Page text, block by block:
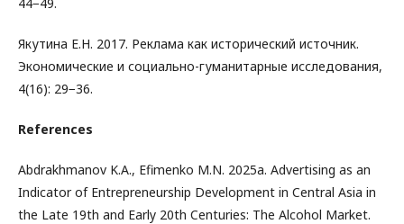
Якутина Е.Н. 2017. Реклама как исторический источник.
Экономические и социально-гуманитарные исследования,
4(16): 29−36.
References
Abdrakhmanov K.A., Efimenko M.N. 2025a. Advertising as an
Indicator of Entrepreneurship Development in Central Asia in
the Late 19th and Early 20th Centuries: The Alcohol Market.